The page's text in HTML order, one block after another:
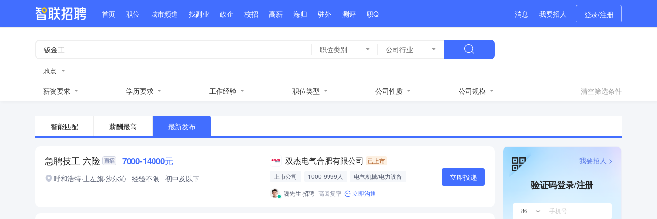
首页 职位 城市频道 找副业 政企 校招 高薪 海归 驻外 测评 职Q 消息 我要招人 登录/注册
职位类别 公司行业
地点
薪资要求 学历要求 工作经验 职位类型 公司性质 公司规模 清空筛选条件
智能匹配 薪酬最高 最新发布
急聘技工 六险 7000-14000元
呼和浩特·土左旗·沙尔沁 经验不限 初中及以下
双杰电气合肥有限公司
已上市
上市公司
1000-9999人
电气机械/电力设备
魏先生·招聘 高回复率 立即沟通
立即投递
验证码登录/注册
+ 86
我要招人 >